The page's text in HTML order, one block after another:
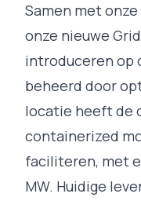
Samen met
onze nieuwe
introduceren op
beheerd door
locatie heeft de
containerized
faciliteren, met
MW. Huidige